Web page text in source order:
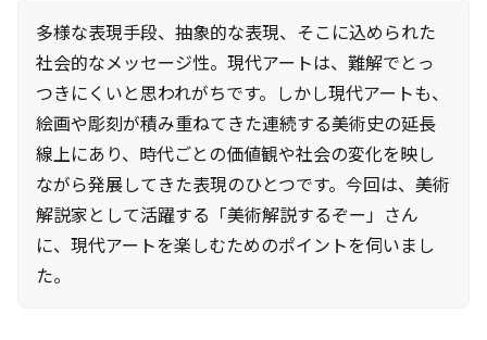
多様な表現手段、抽象的な表現、そこに込められた
社会的なメッセージ性――。現代アートは、難解でとっ
つきにくいと思われがちです。しかし現代アートも、
絵画や彫刻が積み重ねてきた連続する美術史の延長
線上にあり、時代ごとの価値観や社会の変化を映し
ながら発展してきた表現のひとつです。今回は、美術
解説家として活躍する「美術解説するぞー」さん
に、現代アートを楽しむためのポイントを伺いまし
た。